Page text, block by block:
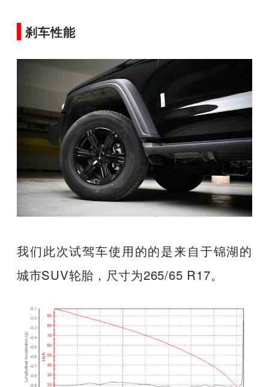
刹车性能
我们此次试驾车使用的的是来自于锦湖的
城市SUV轮胎，尺寸为265/65 R17。